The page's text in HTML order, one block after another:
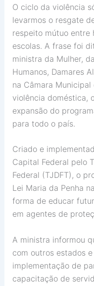
O ciclo da violência
levarmos o resgate
respeito mútuo entre
escolas. A frase foi
ministra da Mulher,
Humanos, Damares
na Câmara
violência doméstica,
expansão do
para todo o país.
Criado e
Capital Federal pelo
Federal (TJDFT), o
Lei Maria da Penha
forma de educar
em agentes de
A ministra informou
com outros estados
implementação de
capacitação de